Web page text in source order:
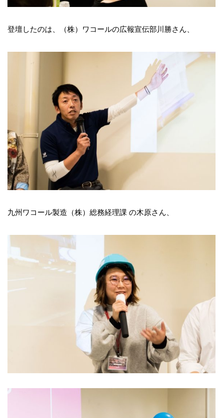
登壇したのは、（株）ワコールの広報宣伝部川勝さん、
九州ワコール製造（株）総務経理課 の木原さん、